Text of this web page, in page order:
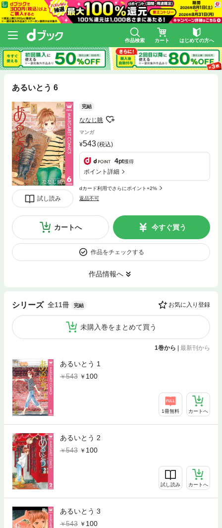
作品検索 カート はじめての方へ
あるいとう 6
試し読み
完結
ななじ眺
マンガ
543(税込)
4pt獲得
ポイント詳細
dカード利用でさらにポイント+2%
返品不可
カートへ 今すぐ買う
作品をチェックする
作品情報へ
シリーズ 全11冊 完結 お気に入り登録
未購入巻をまとめて買う
1巻から 最新刊から
あるいとう 1
543
100
1冊無料 カートへ
あるいとう 2
543
100
試し読み カートへ
あるいとう 3
543
100